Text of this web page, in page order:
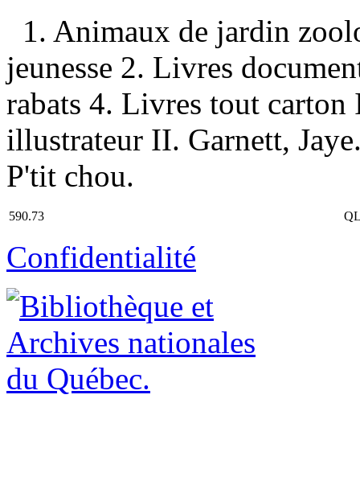
1. Animaux de jardin
jeunesse 2. Livres
rabats 4. Livres tout
illustrateur II. Garnett,
P'tit chou.
590.73
Confidentialité